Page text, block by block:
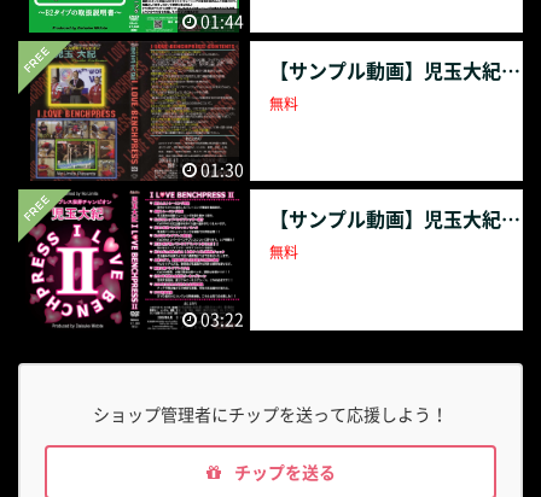
01:44
01:30
【サンプル動画】児玉大紀 I LOVE BENCH PRESS
無料
03:22
【サンプル動画】児玉大紀 I LOVE BENCH PRESSⅡ
無料
ショップ管理者にチップを送って応援しよう！
チップを送る